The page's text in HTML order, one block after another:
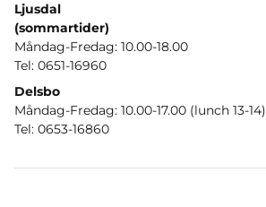
Ljusdal
(sommartider)
Måndag-Fredag: 10.00-18.00
Tel: 0651-16960
Delsbo
Måndag-Fredag: 10.00-17.00 (lunch 13-14)
Tel: 0653-16860